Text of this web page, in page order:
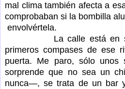
mal clima también afecta a
comprobaban si la bombilla
envolvértela.
La calle está en
primeros compases de ese
puerta. Me paro, sólo unos
sorprende que no sea un
nunca—, se trata de un bar